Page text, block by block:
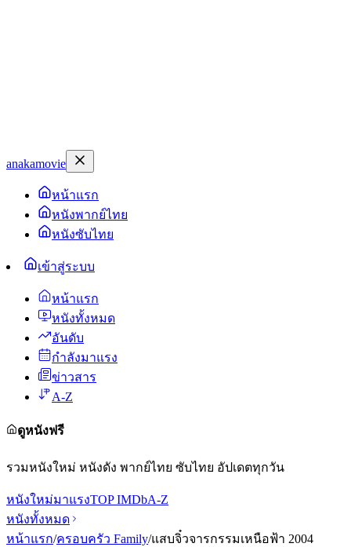
anakamovie
หน้าแรก
หนังพากย์ไทย
หนังซับไทย
เข้าสู่ระบบ
หน้าแรก
หนังทั้งหมด
อันดับ
กำลังมาแรง
ข่าวสาร
A-Z
ดูหนังฟรี
รวมหนังใหม่ หนังดัง พากย์ไทย ซับไทย อัปเดตทุกวัน
หนังใหม่มาแรงTOP IMDbA-Z
หนังทั้งหมด
หน้าแรก/ครอบครัว Family/แสบจิ๋วจารกรรมเหนือฟ้า 2004